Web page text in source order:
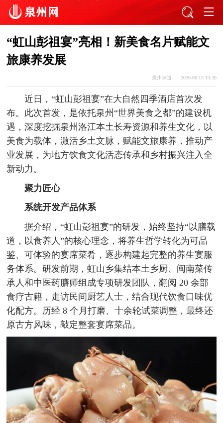
“虹山彭祖宴”亮相！新美食名片赋能文
旅康养发展
泉州味道 2026-06-13 13:30
近日，“虹山彭祖宴”在大自然四季酒店首次发
布。此次首发，是依托泉州“世界美食之都”的建设机
遇，深度挖掘泉州洛江本土长寿资源和养生文化，以
美食为载体，激活乡土文脉，赋能文旅康养，推动产
业发展，为地方饮食文化活态传承和乡村振兴注入全
新动力。
聚力匠心
系统开发产品体系
据介绍，“虹山彭祖宴”的研发，始终坚持“以膳载
道，以食养人”的核心理念，将养生哲学转化为可品
鉴、可体验的宴席菜肴，逐步构建起完整的养生宴服
务体系。研发前期，虹山乡集结本土乡厨、闽南菜传
承人和中医药膳师组成专项研发团队，翻阅 20 余部
食疗古籍，走访民间厨艺人士，结合现代饮食口味优
化配方。历经 8 个月打磨、十余轮试菜调整，最终还
原古方风味，敲定整套宴席菜品。